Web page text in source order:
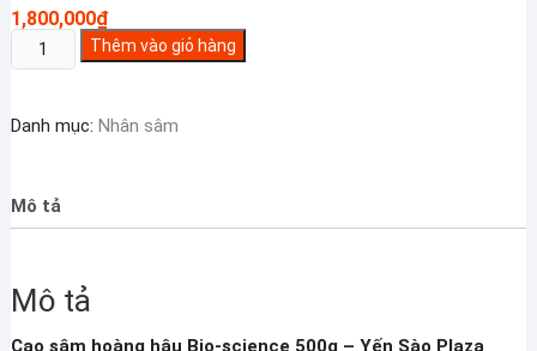
1,800,000₫
Cao
Sâm
Hậu
500g
Sào
Thêm vào giỏ hàng
Danh mục: Nhân sâm
Mô tả
Mô tả
Cao sâm hoàng hậu Bio-science 500g – Yến Sào Plaza